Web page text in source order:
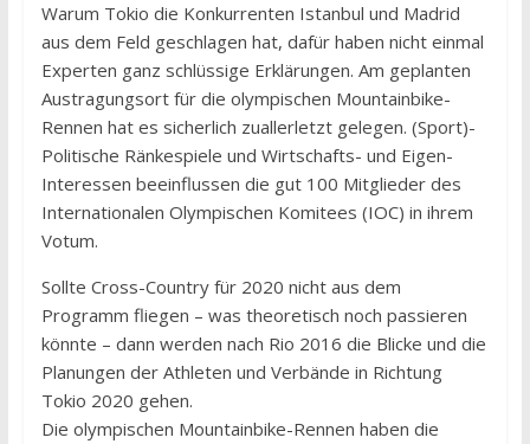
Warum Tokio die Konkurrenten Istanbul und Madrid
aus dem Feld geschlagen hat, dafür haben nicht einmal
Experten ganz schlüssige Erklärungen. Am geplanten
Austragungsort für die olympischen Mountainbike-
Rennen hat es sicherlich zuallerletzt gelegen. (Sport)-
Politische Ränkespiele und Wirtschafts- und Eigen-
Interessen beeinflussen die gut 100 Mitglieder des
Internationalen Olympischen Komitees (IOC) in ihrem
Votum.
Sollte Cross-Country für 2020 nicht aus dem
Programm fliegen – was theoretisch noch passieren
könnte – dann werden nach Rio 2016 die Blicke und die
Planungen der Athleten und Verbände in Richtung
Tokio 2020 gehen.
Die olympischen Mountainbike-Rennen haben die